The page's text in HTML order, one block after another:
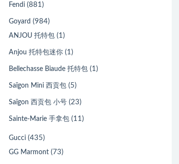
Fendi (881)
Goyard (984)
ANJOU 托特包 (1)
Anjou 托特包迷你 (1)
Bellechasse Biaude 托特包 (1)
Saïgon Mini 西贡包 (5)
Saïgon 西贡包 小号 (23)
Sainte-Marie 手拿包 (11)
Gucci (435)
GG Marmont (73)